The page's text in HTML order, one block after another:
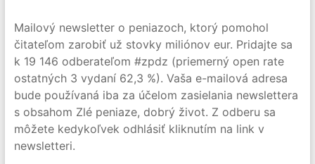
Mailový newsletter o peniazoch, ktorý pomohol
čitateľom zarobiť už stovky miliónov eur. Pridajte sa
k 19 146 odberateľom #zpdz (priemerný open rate
ostatných 3 vydaní 62,3 %). Vaša e-mailová adresa
bude používaná iba za účelom zasielania newslettera
s obsahom Zlé peniaze, dobrý život. Z odberu sa
môžete kedykoľvek odhlásiť kliknutím na link v
newsletteri.